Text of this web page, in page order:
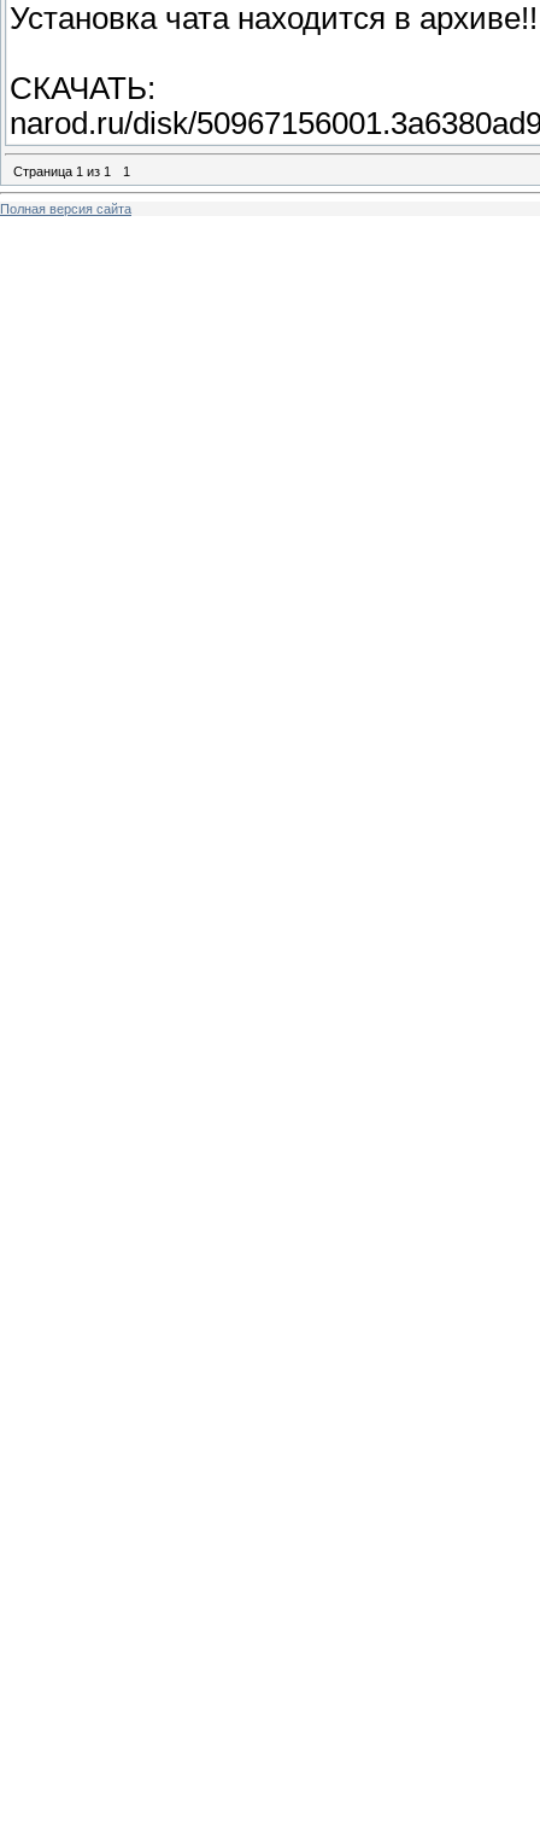
repeat-x #EDEDED;color:#444}.zp-
shadow:0 0 1px #AAA inset;-webkit-box-
repeat-x #D8D8D8;-moz-box-shadow:0 0
shadow:0 0 1px #FFF
Установка чата находится в
СКАЧАТЬ:
narod.ru/disk/
Страница 1 из 1 1
Полная версия сайта